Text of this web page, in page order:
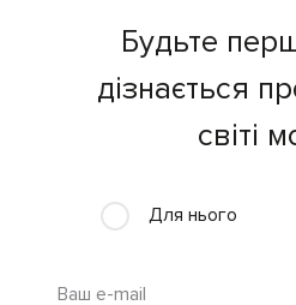
Будьте
дізнається
світі
Для нього
Ваш e-mail